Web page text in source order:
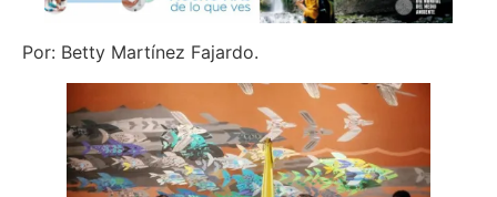
Por: Betty Martínez Fajardo.